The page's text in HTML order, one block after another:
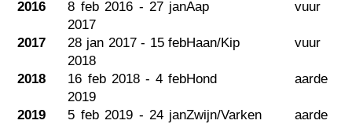
2016
8 feb 2016 - 27 jan
2017
Aap vuur
2017
28 jan 2017 - 15 feb
2018
Haan/Kip vuur
2018
16 feb 2018 - 4 feb
2019
Hond aarde
2019
5 feb 2019 - 24 janZwijn/Varken aarde